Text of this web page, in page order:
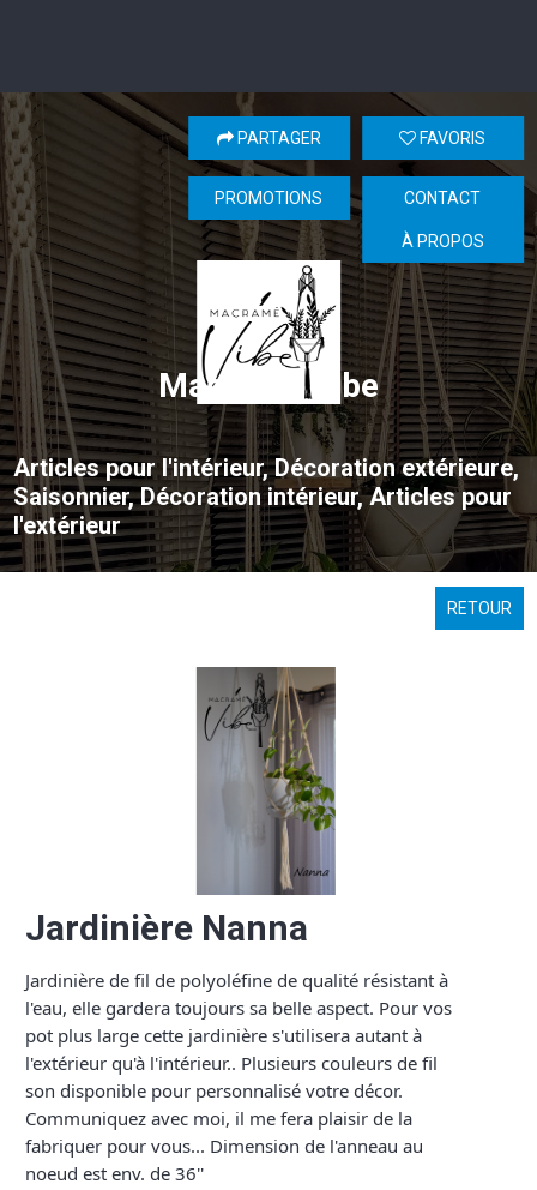
Macramé Vibe
Articles pour l'intérieur, Décoration extérieure,
Saisonnier, Décoration intérieur, Articles pour
l'extérieur
FAVORIS
PARTAGER
CONTACT
PROMOTIONS
À PROPOS
RETOUR
Jardinière Nanna
Jardinière de fil de polyoléfine de qualité résistant à
l'eau, elle gardera toujours sa belle aspect. Pour vos
pot plus large cette jardinière s'utilisera autant à
l'extérieur qu'à l'intérieur.. Plusieurs couleurs de fil
son disponible pour personnalisé votre décor.
Communiquez avec moi, il me fera plaisir de la
fabriquer pour vous... Dimension de l'anneau au
noeud est env. de 36''